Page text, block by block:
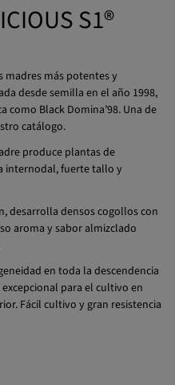
S1®
más potentes y
desde semilla en el año 1998,
como Black Domina’98. Una de
catálogo.
produce plantas de
internodal, fuerte tallo y
desarrolla densos cogollos con
aroma y sabor almizclado
en toda la descendencia
para el cultivo en
Fácil cultivo y gran resistencia